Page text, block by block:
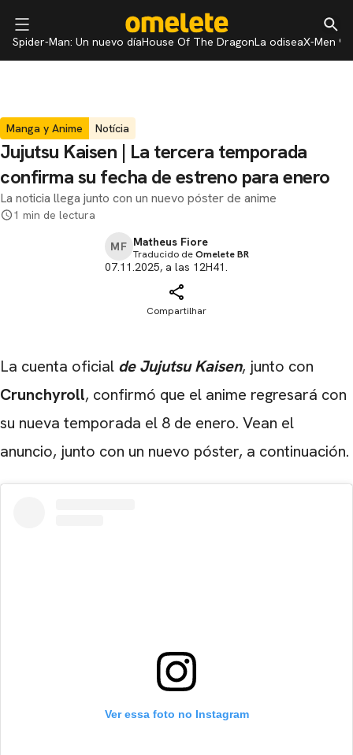
Spider-Man: Un nuevo díaHouse Of The DragonLa odiseaX-Men 97
Manga y Anime Notícia
Jujutsu Kaisen | La tercera temporada
confirma su fecha de estreno para enero
La noticia llega junto con un nuevo póster de anime
1 min de lectura
MF Matheus Fiore
Traducido deOmelete BR
07.11.2025, a las 12H41.
Compartilhar
La cuenta oficial de Jujutsu Kaisen, junto con
Crunchyroll, confirmó que el anime regresará con
su nueva temporada el 8 de enero. Vean el
anuncio, junto con un nuevo póster, a continuación.
Ver essa foto no Instagram